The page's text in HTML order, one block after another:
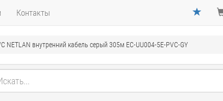
Контакты
NETLAN внутренний кабель серый 305м EC-UU004-5E-PVC-GY